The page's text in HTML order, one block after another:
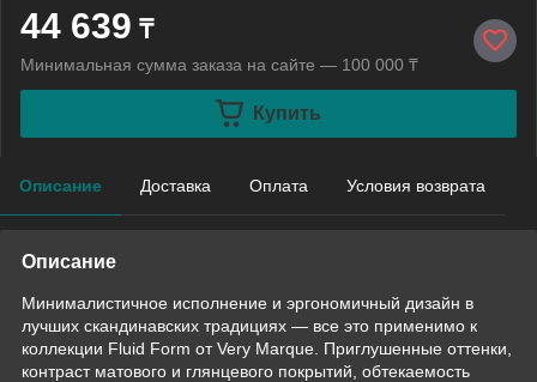
44 639 ₸
Минимальная сумма заказа на сайте — 100 000 ₸
Купить
Описание Доставка Оплата Условия возврата
Описание
Минималистичное исполнение и эргономичный дизайн в
лучших скандинавских традициях — все это применимо к
коллекции Fluid Form от Very Marque. Приглушенные оттенки,
контраст матового и глянцевого покрытий, обтекаемость